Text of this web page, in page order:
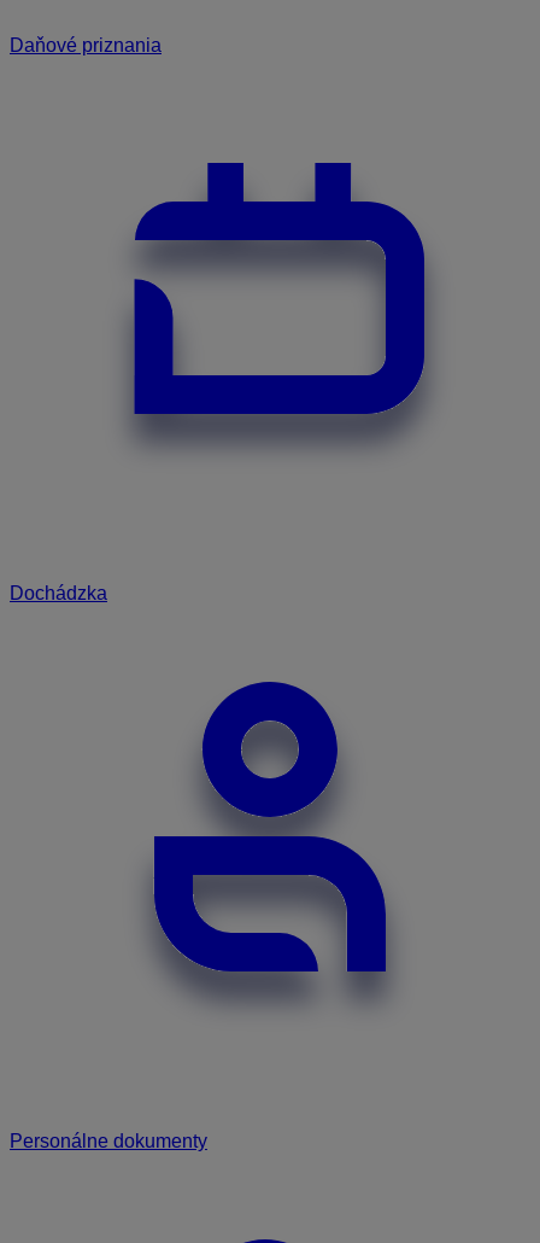
Daňové priznania
Dochádzka
Personálne dokumenty